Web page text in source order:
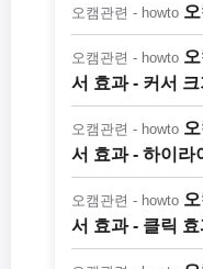
오캠관련 - howto
오캠관련 - howto
서 효과 - 커서 크
오캠관련 - howto
서 효과 - 하이라
오캠관련 - howto
서 효과 - 클릭